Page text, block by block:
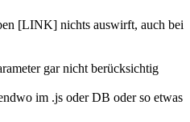
[LINK] nichts auswirft, auch bei
gar nicht berücksichtig
im .js oder DB oder so etwas